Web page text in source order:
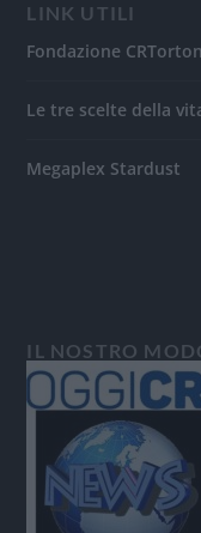
LINK UTILI
Fondazione
Le tre scelte della
Megaplex Stardust
IL NOSTRO